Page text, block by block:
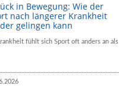
in Bewegung: Wie der
nach längerer Krankheit
gelingen kann
fühlt sich Sport oft anders an als